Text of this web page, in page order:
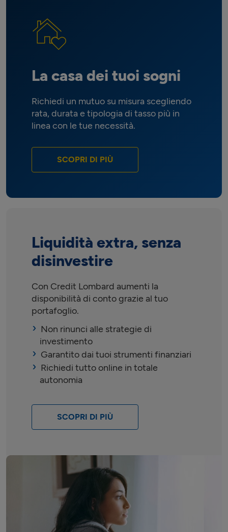
La casa dei tuoi sogni
Richiedi un mutuo su misura scegliendo
rata, durata e tipologia di tasso più in
linea con le tue necessità.
SCOPRI DI PIÙ
Liquidità extra, senza
disinvestire
Con Credit Lombard aumenti la
disponibilità di conto grazie al tuo
portafoglio.
Non rinunci alle strategie di
investimento
Garantito dai tuoi strumenti finanziari
Richiedi tutto online in totale
autonomia
SCOPRI DI PIÙ